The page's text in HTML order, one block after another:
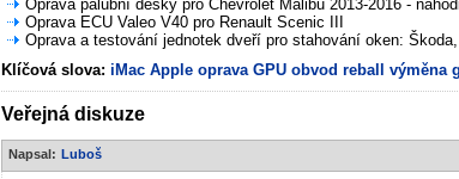
Oprava palubní desky pro Chevrolet Malibu 2013-2016 -
Oprava ECU Valeo V40 pro Renault Scenic III
Oprava a testování jednotek dveří pro stahování oken:
Klíčová slova: iMac Apple oprava GPU obvod reball výměna
Veřejná diskuze
Napsal: Luboš